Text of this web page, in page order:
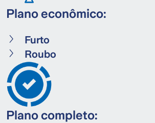
Plano econômico:
Furto
Roubo
Plano completo: